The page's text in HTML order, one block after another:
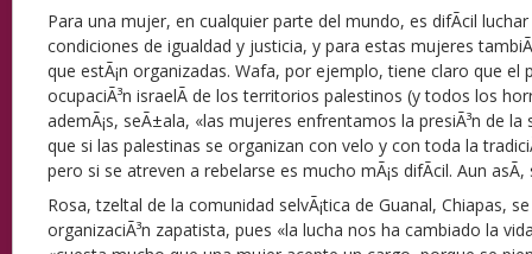
Para una mujer, en cualquier parte del mundo, es difÃ­cil
condiciones de igualdad y justicia, y para estas mujeres
que estÃ¡n organizadas. Wafa, por ejemplo, tiene claro que el
ocupaciÃ³n israelÃ­ de los territorios palestinos (y todos los
ademÃ¡s, seÃ±ala, «las mujeres enfrentamos la presiÃ³n de la
que si las palestinas se organizan con velo y con toda la
pero si se atreven a rebelarse es mucho mÃ¡s difÃ­cil. Aun
Rosa, tzeltal de la comunidad selvÃ¡tica de Guanal, Chiapas,
organizaciÃ³n zapatista, pues «la lucha nos ha cambiado la